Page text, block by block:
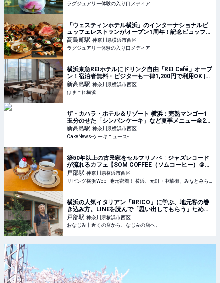
ラグジュアリー体験の入り口メディア
「ウェスティンホテル横浜」のインターナショナルビ
ュッフェレストランがオープン1周年！記念ビュッフェ
を堪能
高島町駅 神奈川県横浜市西区
ラグジュアリー体験の入り口メディア
横浜東急REIホテルにドリンク自由「REI Café」オープ
ン！宿泊者無料・ビジターも一律1,200円で利用OK |
はまこれ横浜
新高島駅 神奈川県横浜市西区
はまこれ横浜
ザ・カハラ・ホテル＆リゾート 横浜：完熟マンゴー1
玉分のせた「シンパンケーキ」など夏季メニュー全2
種、6月1日より4ヵ月展開
新高島駅 神奈川県横浜市西区
CakeNews-ケーキニュース-
築50年以上の古民家をセルフリノベ！ジャズレコード
が流れるカフェ【SOM COFFEE（ソムコーヒー）＠戸
部】横浜古民家カフェ巡りvol.2
戸部駅 神奈川県横浜市西区
横浜の人気イタリアン「BRICO」に学ぶ、地元客の巻
き込み方。LINEを読んで「思い出してもらう」ために
やったこと - おなじみ丨近くの店から、なじみの店
へ。
戸部駅 神奈川県横浜市西区
おなじみ丨近くの店から、なじみの店へ。